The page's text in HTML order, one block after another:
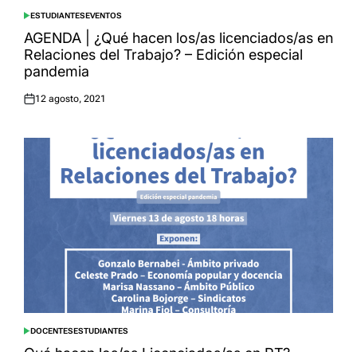
POSTED
IN
ESTUDIANTESEVENTOS
AGENDA | ¿Qué hacen los/as licenciados/as en
Relaciones del Trabajo? – Edición especial
pandemia
Posted
12 agosto, 2021
POSTED
IN
DOCENTESESTUDIANTES